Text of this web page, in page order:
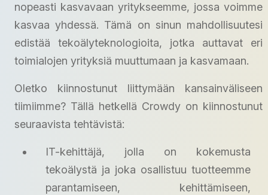
nopeasti kasvavaan yritykseemme, jossa voimme
kasvaa yhdessä. Tämä on sinun mahdollisuutesi
edistää tekoälyteknologioita, jotka auttavat eri
toimialojen yrityksiä muuttumaan ja kasvamaan.
Oletko kiinnostunut liittymään kansainväliseen
tiimiimme? Tällä hetkellä Crowdy on kiinnostunut
seuraavista tehtävistä:
IT-kehittäjä, jolla on kokemusta
tekoälystä ja joka osallistuu tuotteemme
parantamiseen, kehittämiseen,